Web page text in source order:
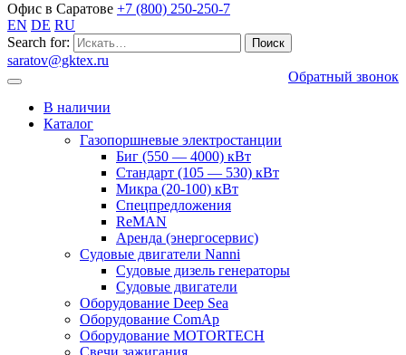
Офис в Саратове +7 (800) 250-250-7
EN DE RU
Search for:
saratov@gktex.ru
Обратный звонок
В наличии
Каталог
Газопоршневые электростанции
Биг (550 — 4000) кВт
Стандарт (105 — 530) кВт
Микра (20-100) кВт
Спецпредложения
ReMAN
Аренда (энергосервис)
Судовые двигатели Nanni
Судовые дизель генераторы
Судовые двигатели
Оборудование Deep Sea
Оборудование ComAp
Оборудование MOTORTECH
Свечи зажигания